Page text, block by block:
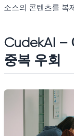
소스의 콘텐츠를 복
CudekAI –
중복 우회